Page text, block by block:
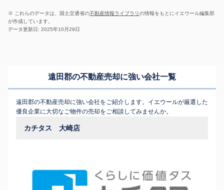
※ これらのデータは、国土交通省の不動産情報ライブラリの情報をもとにイエウール編集部
が作成しています。
データ更新日: 2025年10月29日
遠田郡の不動産売却に強い会社一覧
遠田郡の不動産売却に強い会社をご紹介します。イエウールが厳選した
優良企業に大切なご物件の売却をご相談してみませんか。
カチタス 大崎店